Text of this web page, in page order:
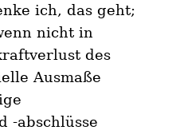
ich, das geht;
nicht in
des
Ausmaße
-abschlüsse